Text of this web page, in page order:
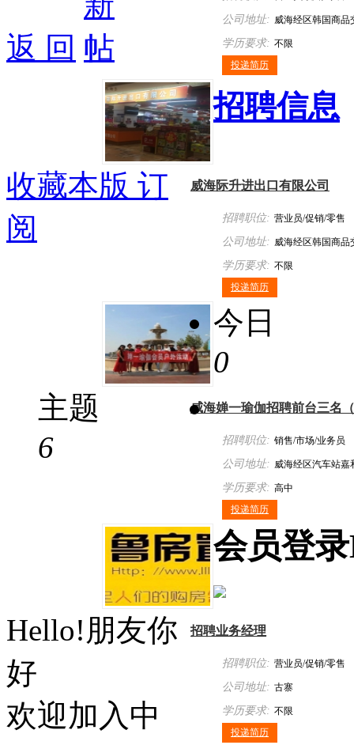
公司地址: 威海经区韩国商品
学历要求: 不限
投递简历
威海际升进出口有限公司
招聘职位: 营业员/促销/零售
公司地址: 威海经区韩国商品
学历要求: 不限
投递简历
威海婵一瑜伽招聘前台三名
招聘职位: 销售/市场/业务员
公司地址: 威海经区汽车站嘉
楼710室
学历要求: 高中
投递简历
招聘业务经理
招聘职位: 营业员/促销/零售
公司地址: 古寨
学历要求: 不限
投递简历
返 回
招聘信息
收藏本版 订
阅
今日
0
主题
6
会员登录
Hello!朋友你
好
欢迎加入中